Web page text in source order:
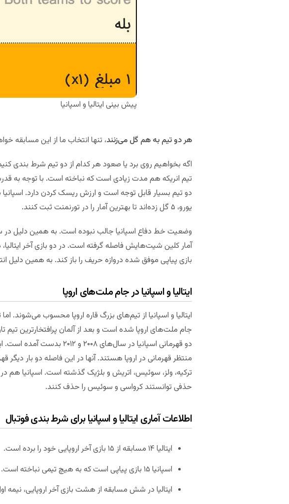
پیش بینی ایتالیا و اسپانیا
هر دو تیم به هم گل می‌زنند، تنها انتخاب ما از این مسابقه
اگه بخواهیم روی برد یا صعود هر کدام از دو تیم شرط بندی
تیم انریکه هم مدت زیادی است که نباخته است. با توجه به
دو تیم بسیار قابل توجه است و ارزش ریسک کردن دارد.
یورو، ۵ گل زده‌اند تا بهترین آمار را در تورنمنت ثبت کنند.
وضعیت خط دفاع اسپانیا جالب نبوده است. به همین دلیل در سه
بازی پیاپی موفق شده دروازه حریف را باز کند. به همین دلیل
ایتالیا و اسپانیا در جام ملت‌های اروپا
ایتالیا و اسپانیا از تیم‌های بزرگ قاره اروپا محسوب می‌شوند.
جام ملت‌های اروپا شده است و بعد از آلمان پرافتخارترین تیم
منتظر قهرمانی در اروپا هستند. آنها در این فاصله دو بار دیگر
ترکیه، ولز، سوئیس، اتریش و بلژیک گذشته است. اسپانیا هم
حذفی توانستند کرواسی و سوئیس را حذف کنند.
اطلاعات آماری ایتالیا و اسپانیا برای شرط بندی فوتبال
ایتالیا ۱۴ مسابقه از ۱۵ بازی آخر اروپایی خود را برده است.
اسپانیا ۱۵ بازی پیاپی است که به هیچ تیمی نباخته است.
ایتالیا در شش مسابقه از هشت بازی آخر اروپایی، نیمه